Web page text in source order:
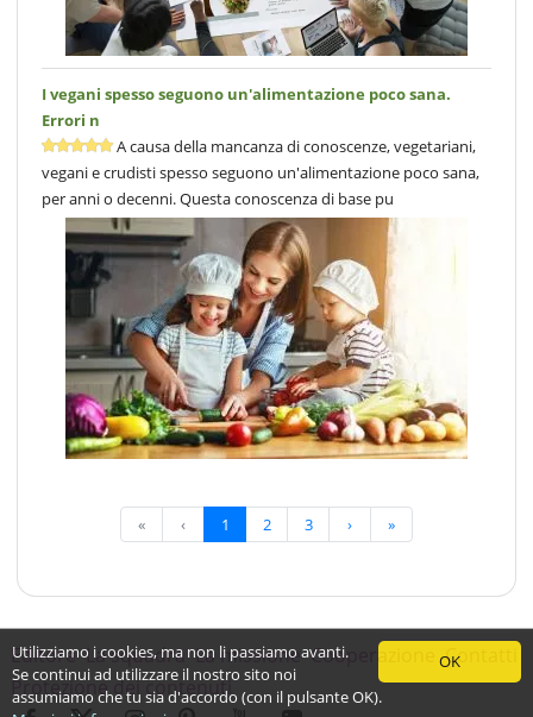
I vegani spesso seguono un'alimentazione poco sana.
Errori n
A causa della mancanza di conoscenze, vegetariani,
vegani e crudisti spesso seguono un'alimentazione poco sana,
per anni o decenni. Questa conoscenza di base pu
« ‹ 1 2 3 › »
EditoreLa squadraLa missioneCooperazioneContatti
Protezione dei contenuti
OK
Utilizziamo i cookies, ma non li passiamo avanti.
Se continui ad utilizzare il nostro sito noi
assumiamo che tu sia d'accordo (con il pulsante OK).